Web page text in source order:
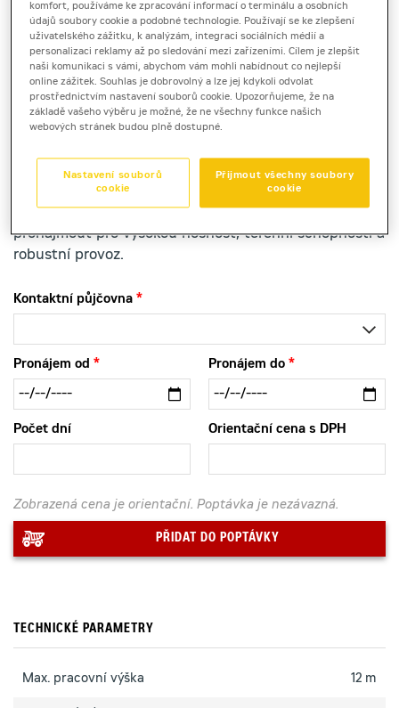
1 645 Kč s DPH
Kauce
30 000 Kč
nůžková plošina dieselová
Terénní nůžková plošina Zoomlion ZS1023RT lze
pronajmout pro vysokou nosnost, terénní schopnosti a
robustní provoz.
Kontaktní půjčovna
Pronájem od Pronájem do
Počet dní Orientační cena s DPH
Zobrazená cena je orientační. Poptávka je nezávazná.
PŘIDAT DO POPTÁVKY
TECHNICKÉ PARAMETRY
Max. pracovní výška 12 m
komfort, používáme ke zpracování informací o terminálu a osobních
údajů soubory cookie a podobné technologie. Používají se ke zlepšení
uživatelského zážitku, k analýzám, integraci sociálních médií a
personalizaci reklamy až po sledování mezi zařízeními. Cílem je zlepšit
naši komunikaci s vámi, abychom vám mohli nabídnout co nejlepší
online zážitek. Souhlas je dobrovolný a lze jej kdykoli odvolat
prostřednictvím nastavení souborů cookie. Upozorňujeme, že na
základě vašeho výběru je možné, že ne všechny funkce našich
webových stránek budou plně dostupné.
Přijmout všechny soubory
cookie
Nastavení souborů
cookie